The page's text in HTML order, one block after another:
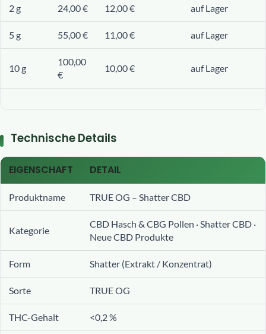
2 g 24,00 € 12,00 € auf Lager
5 g 55,00 € 11,00 € auf Lager
10 g
100,00
€
10,00 € auf Lager
Technische Details
EIGENSCHAFT DETAIL
Produktname TRUE OG – Shatter CBD
Kategorie
CBD Hasch & CBG Pollen · Shatter CBD ·
Neue CBD Produkte
Form Shatter (Extrakt / Konzentrat)
Sorte TRUE OG
THC-Gehalt <0,2 %